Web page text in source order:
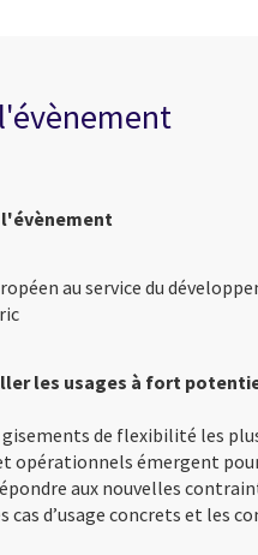
l'évènement
au service du
les usages à fort
de flexibilité les
opérationnels émergent
aux nouvelles
d’usage concrets et les